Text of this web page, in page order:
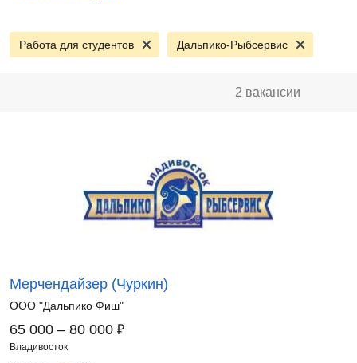
Работа для студентов Дальпико-Рыбсервис
2 вакансии
Мерчендайзер (Чуркин)
ООО "Дальпико Фиш"
65 000 – 80 000 ₽
Владивосток